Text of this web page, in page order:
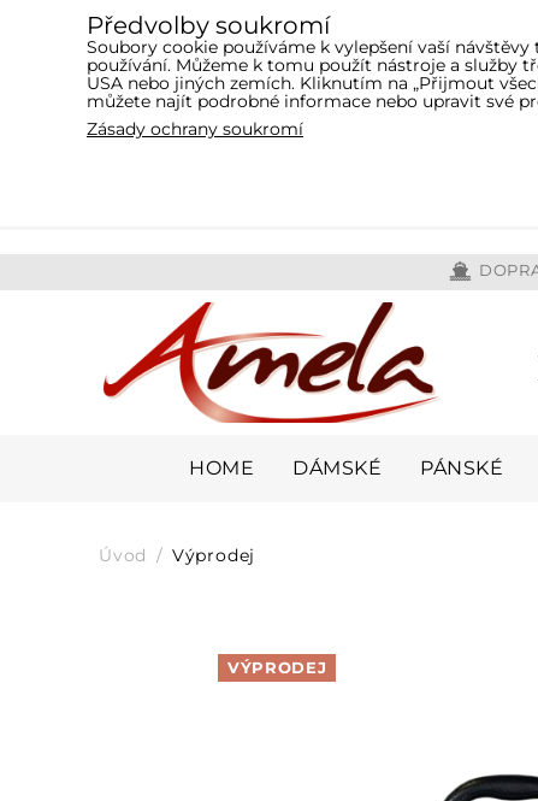
HOME DÁMSKÉ PÁNSKÉ
Úvod Výprodej
VÝPRODEJ
Předvolby soukromí
Soubory cookie používáme k vylepšení vaší
používání. Můžeme k tomu použít nástroje a služby
USA nebo jiných zemích. Kliknutím na „Přijmout
můžete najít podrobné informace nebo upravit své
Zásady ochrany soukromí